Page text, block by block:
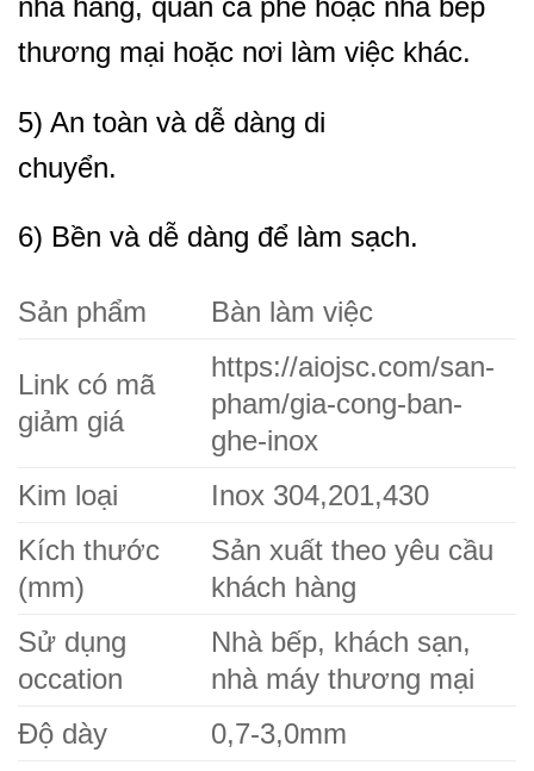
thương mại hoặc nơi làm việc khác.
5) An toàn và dễ dàng di
chuyển.
6) Bền và dễ dàng để làm sạch.
Sản phẩm Bàn làm việc
Link có mã
giảm giá
https://aiojsc.com/san-
pham/gia-cong-ban-
ghe-inox
Kim loại
Inox 304,201,430
Kích thước
(mm)
Sản xuất theo yêu cầu
khách hàng
Sử dụng
occation
Nhà bếp, khách sạn,
nhà máy thương mại
Độ dày
0,7-3,0mm